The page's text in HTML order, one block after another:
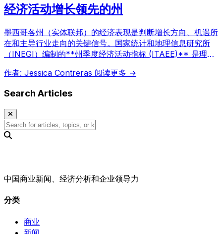
经济活动增长领先的州
墨西哥各州（实体联邦）的经济表现是判断增长方向、机遇所
在和主导行业走向的关键信号。国家统计和地理信息研究所
（INEGI）编制的**州季度经济活动指标 (ITAEE)** 是理解
机遇。
作者: Jessica Contreras 阅读更多 →
Search Articles
中国商业新闻、经济分析和企业领导力
分类
商业